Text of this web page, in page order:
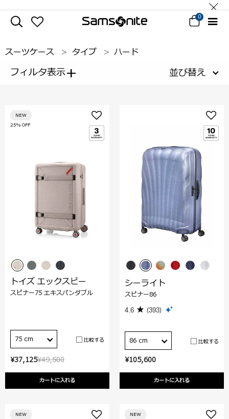
0
スーツケース タイプ ハード
フィルタ表示+ 並び替え
¥49,500
¥37,125
カートに入れる
25% OFF
NEW
トイズ エックスピー
スピナー75 エキスパンダブル
75 cm 比較する
¥105,600
カートに入れる
シーライト
スピナー86
4.6 (393)
86 cm 比較する
NEW NEW